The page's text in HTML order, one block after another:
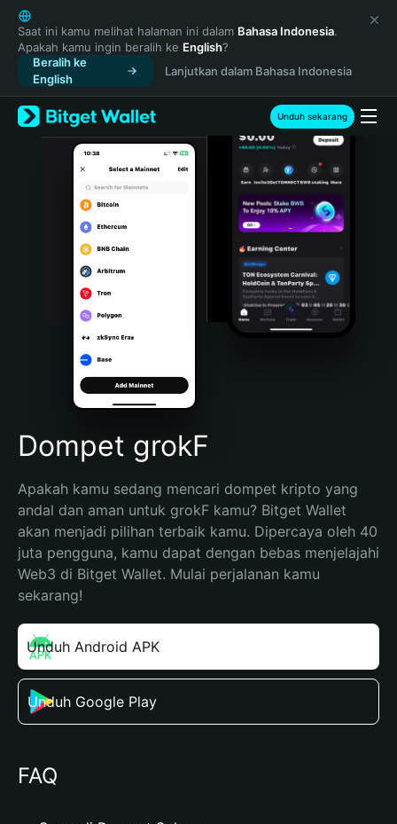
English
日本語
Tiếng Việt
Русский
Español (Latinoamérica)
Türkçe
Italiano
Português (Portugal)
Bahasa Indonesia
Português (Brasil)
Español (Argentina)
Saat ini kamu melihat halaman ini dalam Bahasa Indonesia.
Apakah kamu ingin beralih ke English?
Beralih ke
English
Lanjutkan dalam Bahasa Indonesia
Unduh sekarang
Dompet grokF
Apakah kamu sedang mencari dompet kripto yang
andal dan aman untuk grokF kamu? Bitget Wallet
akan menjadi pilihan terbaik kamu. Dipercaya oleh 40
juta pengguna, kamu dapat dengan bebas menjelajahi
Web3 di Bitget Wallet. Mulai perjalanan kamu
sekarang!
Unduh Android APK
Unduh Google Play
FAQ